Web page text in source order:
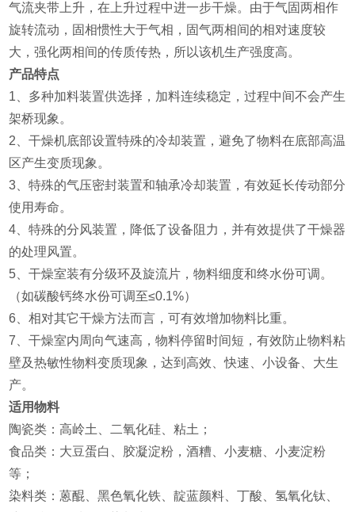
气流夹带上升，在上升过程中进一步干燥。由于气固两相作
旋转流动，固相惯性大于气相，固气两相间的相对速度较
大，强化两相间的传质传热，所以该机生产强度高。
产品特点
1、多种加料装置供选择，加料连续稳定，过程中间不会产生
架桥现象。
2、干燥机底部设置特殊的冷却装置，避免了物料在底部高温
区产生变质现象。
3、特殊的气压密封装置和轴承冷却装置，有效延长传动部分
使用寿命。
4、特殊的分风装置，降低了设备阻力，并有效提供了干燥器
的处理风置。
5、干燥室装有分级环及旋流片，物料细度和终水份可调。
（如碳酸钙终水份可调至≤0.1%）
6、相对其它干燥方法而言，可有效增加物料比重。
7、干燥室内周向气速高，物料停留时间短，有效防止物料粘
壁及热敏性物料变质现象，达到高效、快速、小设备、大生
产。
适用物料
陶瓷类：高岭土、二氧化硅、粘土；
食品类：大豆蛋白、胶凝淀粉，酒糟、小麦糖、小麦淀粉
等；
染料类：蒽醌、黑色氧化铁、靛蓝颜料、丁酸、氢氧化钛、